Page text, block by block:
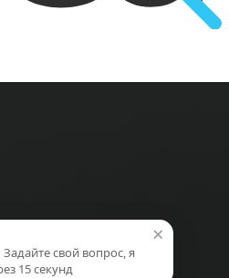
×
свой вопрос, я
15 секунд